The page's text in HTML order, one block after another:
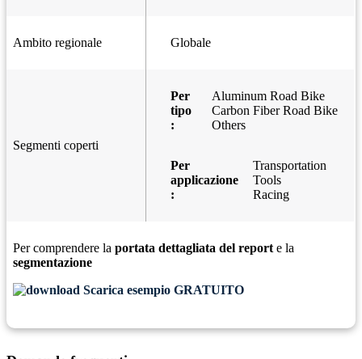
Ambito regionale Globale
Segmenti coperti
Per
tipo
:
Aluminum Road Bike
Carbon Fiber Road Bike
Others
Per
applicazione
:
Transportation
Tools
Racing
Per comprendere la portata dettagliata del report e la
segmentazione
Scarica esempio GRATUITO